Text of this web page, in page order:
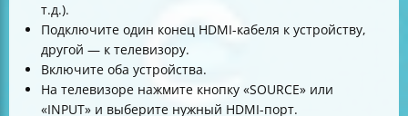
т.д.).
Подключите один конец HDMI-кабеля к устройству,
другой — к телевизору.
Включите оба устройства.
На телевизоре нажмите кнопку «SOURCE» или
«INPUT» и выберите нужный HDMI-порт.